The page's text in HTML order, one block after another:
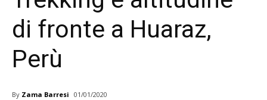
di fronte a Huaraz,
Perù
By Zama Barresi 01/01/2020